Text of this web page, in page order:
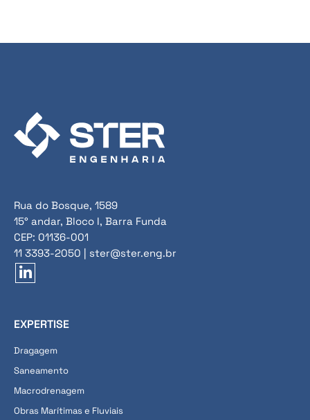
Rua do Bosque, 1589
15° andar, Bloco I, Barra Funda
CEP: 01136-001
11 3393-2050 | ster@ster.eng.br
EXPERTISE
Dragagem
Saneamento
Macrodrenagem
Obras Marítimas e Fluviais